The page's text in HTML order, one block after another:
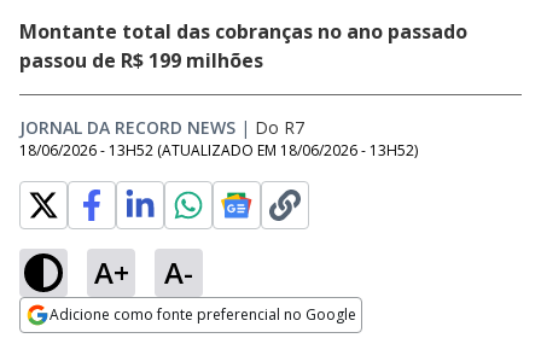
Montante total das cobranças no ano passado
passou de R$ 199 milhões
JORNAL DA RECORD NEWS | Do R7
18/06/2026 - 13H52 (ATUALIZADO EM 18/06/2026 - 13H52)
A+ A-
Adicione como fonte preferencial no Google
Ativar
Loaded :
14.90%